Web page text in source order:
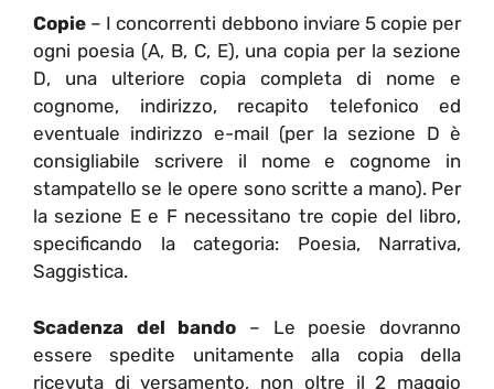
Copie – I concorrenti debbono inviare 5 copie per
ogni poesia (A, B, C, E), una copia per la sezione
D, una ulteriore copia completa di nome e
cognome, indirizzo, recapito telefonico ed
eventuale indirizzo e-mail (per la sezione D è
consigliabile scrivere il nome e cognome in
stampatello se le opere sono scritte a mano). Per
la sezione E e F necessitano tre copie del libro,
specificando la categoria: Poesia, Narrativa,
Saggistica.
Scadenza del bando – Le poesie dovranno
essere spedite unitamente alla copia della
ricevuta di versamento, non oltre il 2 maggio